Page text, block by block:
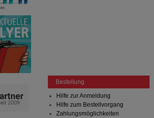
Bestellung
Hilfe zur Anmeldung
Hilfe zum Bestellvorgang
Zahlungsmöglichkeiten